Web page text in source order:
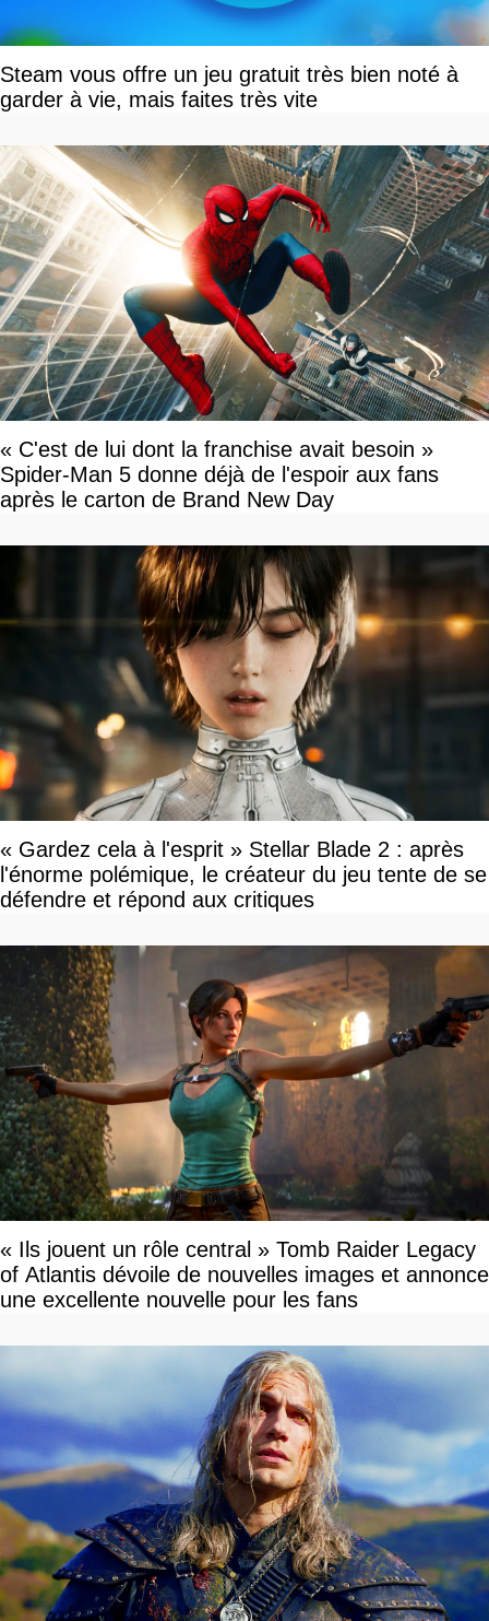
Steam vous offre un jeu gratuit très bien noté à
garder à vie, mais faites très vite
« C'est de lui dont la franchise avait besoin »
Spider-Man 5 donne déjà de l'espoir aux fans
après le carton de Brand New Day
« Gardez cela à l'esprit » Stellar Blade 2 : après
l'énorme polémique, le créateur du jeu tente de se
défendre et répond aux critiques
« Ils jouent un rôle central » Tomb Raider Legacy
of Atlantis dévoile de nouvelles images et annonce
une excellente nouvelle pour les fans